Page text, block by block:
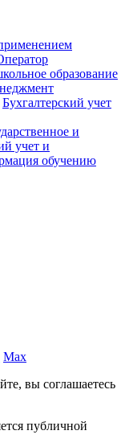
образование
Бухгалтерский учет
и
учет и
обучению
Max
вы соглашаетесь
публичной